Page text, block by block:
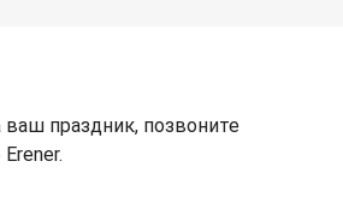
праздник, позвоните